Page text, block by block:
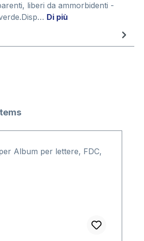
liberi da ammorbidenti -
Di più
dei prodotti